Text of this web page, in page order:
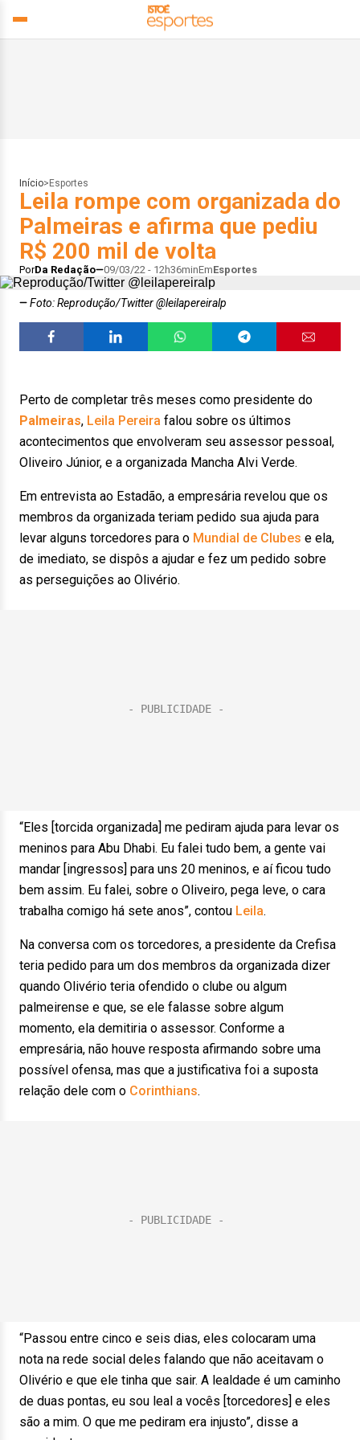
Início> Esportes
Leila rompe com organizada do
Palmeiras e afirma que pediu
R$ 200 mil de volta
PorDa Redação 09/03/22 - 12h36minEmEsportes
Foto: Reprodução/Twitter @leilapereiralp
Perto de completar três meses como presidente do
Palmeiras, Leila Pereira falou sobre os últimos
acontecimentos que envolveram seu assessor pessoal,
Oliveiro Júnior, e a organizada Mancha Alvi Verde.
Em entrevista ao Estadão, a empresária revelou que os
membros da organizada teriam pedido sua ajuda para
levar alguns torcedores para o Mundial de Clubes e ela,
de imediato, se dispôs a ajudar e fez um pedido sobre
as perseguições ao Olivério.
“Eles [torcida organizada] me pediram ajuda para levar os
meninos para Abu Dhabi. Eu falei tudo bem, a gente vai
mandar [ingressos] para uns 20 meninos, e aí ficou tudo
bem assim. Eu falei, sobre o Oliveiro, pega leve, o cara
trabalha comigo há sete anos”, contou Leila.
Na conversa com os torcedores, a presidente da Crefisa
teria pedido para um dos membros da organizada dizer
quando Olivério teria ofendido o clube ou algum
palmeirense e que, se ele falasse sobre algum
momento, ela demitiria o assessor. Conforme a
empresária, não houve resposta afirmando sobre uma
possível ofensa, mas que a justificativa foi a suposta
relação dele com o Corinthians.
“Passou entre cinco e seis dias, eles colocaram uma
nota na rede social deles falando que não aceitavam o
Olivério e que ele tinha que sair. A lealdade é um caminho
de duas pontas, eu sou leal a vocês [torcedores] e eles
são a mim. O que me pediram era injusto”, disse a